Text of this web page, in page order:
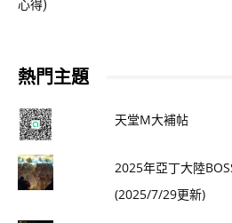
心得)
熱門主題
天堂M大補帖
2025年亞丁大陸
(2025/7/29更新)